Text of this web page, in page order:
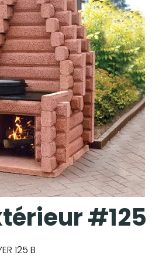
#125
125 B